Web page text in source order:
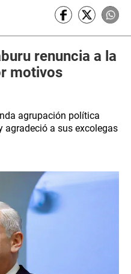
renuncia a la
motivos
agrupación política
agradeció a sus excolegas